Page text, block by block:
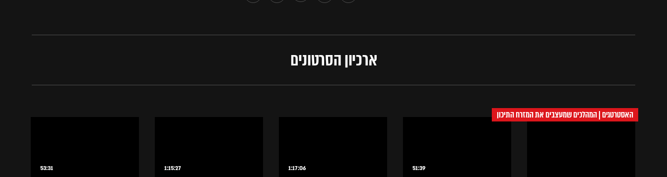
ארכיון הסרטונים
האסטרטגים | המהלכים שמעצבים את המזרח התיכון
51:39
1:17:06
1:15:27
53:31